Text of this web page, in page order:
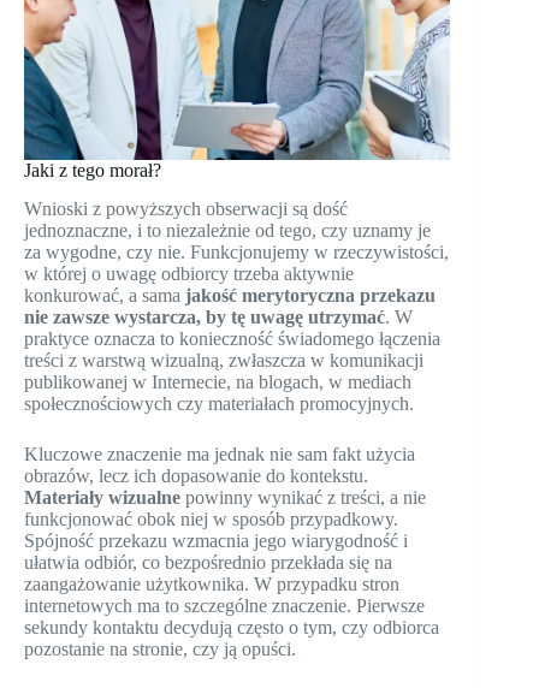
Jaki z tego morał?
Wnioski z powyższych obserwacji są dość
jednoznaczne, i to niezależnie od tego, czy uznamy je
za wygodne, czy nie. Funkcjonujemy w rzeczywistości,
w której o uwagę odbiorcy trzeba aktywnie
konkurować, a sama jakość merytoryczna przekazu
nie zawsze wystarcza, by tę uwagę utrzymać. W
praktyce oznacza to konieczność świadomego łączenia
treści z warstwą wizualną, zwłaszcza w komunikacji
publikowanej w Internecie, na blogach, w mediach
społecznościowych czy materiałach promocyjnych.
Kluczowe znaczenie ma jednak nie sam fakt użycia
obrazów, lecz ich dopasowanie do kontekstu.
Materiały wizualne powinny wynikać z treści, a nie
funkcjonować obok niej w sposób przypadkowy.
Spójność przekazu wzmacnia jego wiarygodność i
ułatwia odbiór, co bezpośrednio przekłada się na
zaangażowanie użytkownika. W przypadku stron
internetowych ma to szczególne znaczenie. Pierwsze
sekundy kontaktu decydują często o tym, czy odbiorca
pozostanie na stronie, czy ją opuści.